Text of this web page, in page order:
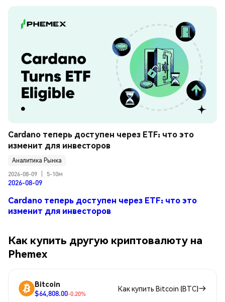
Cardano теперь доступен через ETF: что это
изменит для инвесторов
Аналитика Рынка
2026-08-09
5-10м
2026-08-09
Cardano теперь доступен через ETF: что это
изменит для инвесторов
Как купить другую криптовалюту на
Phemex
Bitcoin
$64,808.00-0.20%
Как купить Bitcoin (BTC)